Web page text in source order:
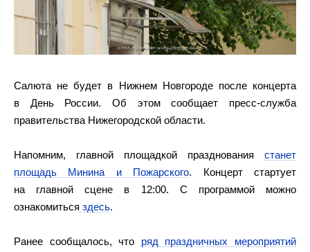
Салюта не будет в Нижнем Новгороде после концерта
в День России. Об этом сообщает пресс-служба
правительства Нижегородской области.
Напомним, главной площадкой празднования станет
площадь Минина и Пожарского. Концерт стартует
на главной сцене в 12:00. С программой можно
ознакомиться здесь.
Ранее сообщалось, что ряд праздничных мероприятий